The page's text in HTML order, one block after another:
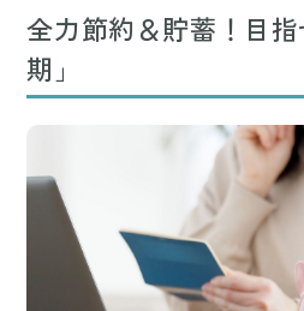
全力節約＆貯蓄！目
期」